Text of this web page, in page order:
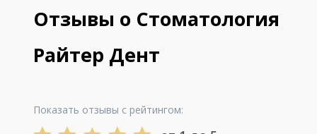
Отзывы о Стоматология
Райтер Дент
Показать отзывы с рейтингом: